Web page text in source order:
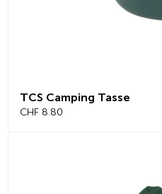
TCS Camping Tasse
CHF 8.80